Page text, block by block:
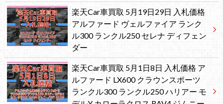
楽天Car車買取 5月19日29日 入札価格
アルファード ヴェルファイア ランク
ル300 ランクル250 セレナ ディフェン
ダー
楽天Car車買取 5月1日8日 入札価格 ア
ルファード LX600 クラウンスポーツ
ランクル300 ランクル250 ハリアー モ